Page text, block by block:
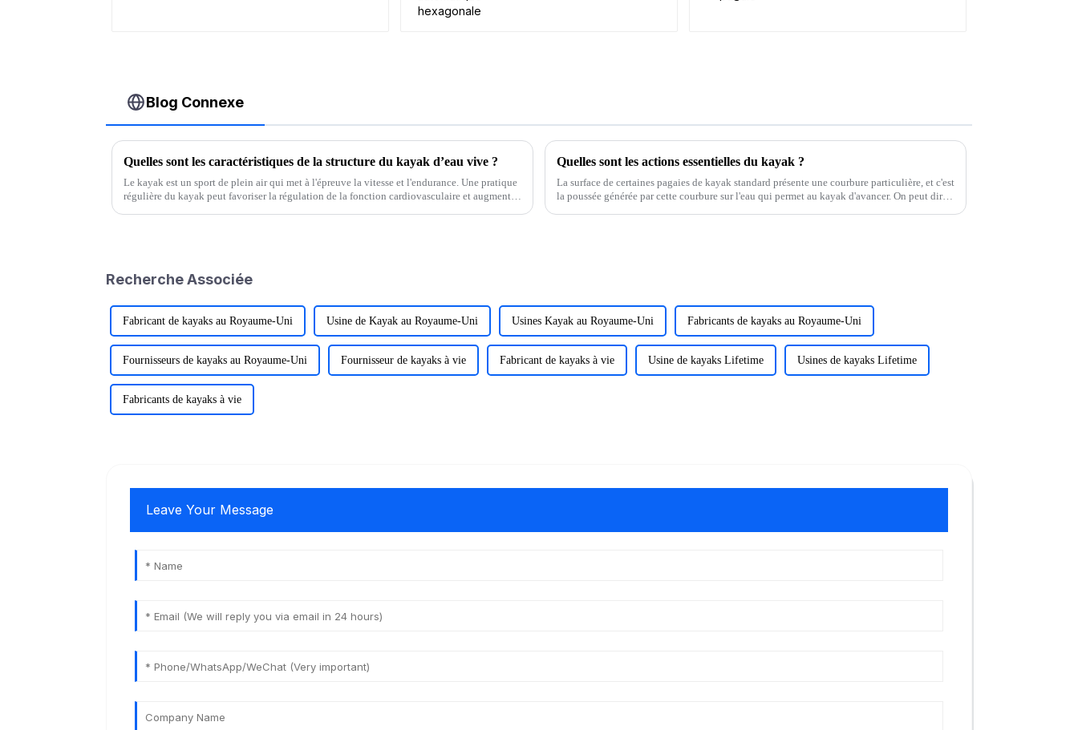
Blog Connexe
Quelles sont les caractéristiques de la structure du kayak d’eau vive ?
Le kayak est un sport de plein air qui met à l'épreuve la vitesse et l'endurance. Une pratique
régulière du kayak peut favoriser la régulation de la fonction cardiovasculaire et augmenter
Quelles sont les actions essentielles du kayak ?
La surface de certaines pagaies de kayak standard présente une courbure particulière, et c'est
la poussée générée par cette courbure sur l'eau qui permet au kayak d'avancer. On peut dire
Recherche Associée
Fabricant de kayaks au Royaume-Uni Usine de Kayak au Royaume-Uni Usines Kayak au Royaume-Uni Fabricants de kayaks au Royaume-Uni
Fournisseurs de kayaks au Royaume-Uni Fournisseur de kayaks à vie Fabricant de kayaks à vie Usine de kayaks Lifetime Usines de kayaks Lifetime
Fabricants de kayaks à vie
Leave Your Message